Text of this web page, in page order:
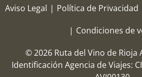
Aviso Legal | Política de Privacidad
| Condiciones de
© 2026 Ruta del Vino de Rioja
Identificación Agencia de Viajes: